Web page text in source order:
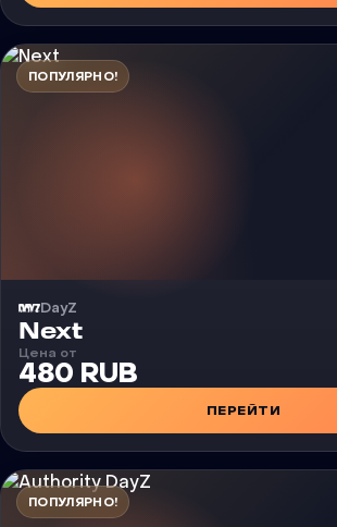
ПОПУЛЯРНО!
DayZ
Чит
Next
Цена от
480 RUB
ПЕРЕЙТИ
ПОПУЛЯРНО!